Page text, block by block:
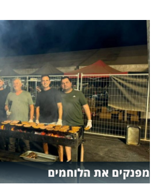
מפנקים את הלוחמים